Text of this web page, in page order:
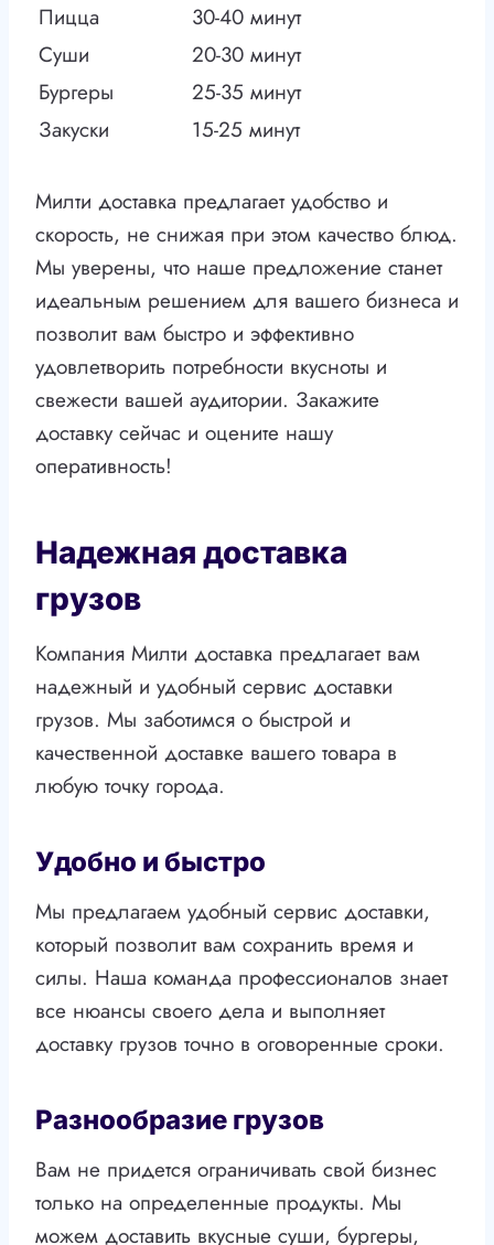
Пицца
30-40 минут
Суши
20-30 минут
Бургеры
25-35 минут
Закуски
15-25 минут
Милти доставка предлагает удобство и
скорость, не снижая при этом качество блюд.
Мы уверены, что наше предложение станет
идеальным решением для вашего бизнеса и
позволит вам быстро и эффективно
удовлетворить потребности вкусноты и
свежести вашей аудитории. Закажите
доставку сейчас и оцените нашу
оперативность!
Надежная доставка
грузов
Компания Милти доставка предлагает вам
надежный и удобный сервис доставки
грузов. Мы заботимся о быстрой и
качественной доставке вашего товара в
любую точку города.
Удобно и быстро
Мы предлагаем удобный сервис доставки,
который позволит вам сохранить время и
силы. Наша команда профессионалов знает
все нюансы своего дела и выполняет
доставку грузов точно в оговоренные сроки.
Разнообразие грузов
Вам не придется ограничивать свой бизнес
только на определенные продукты. Мы
можем доставить вкусные суши, бургеры,